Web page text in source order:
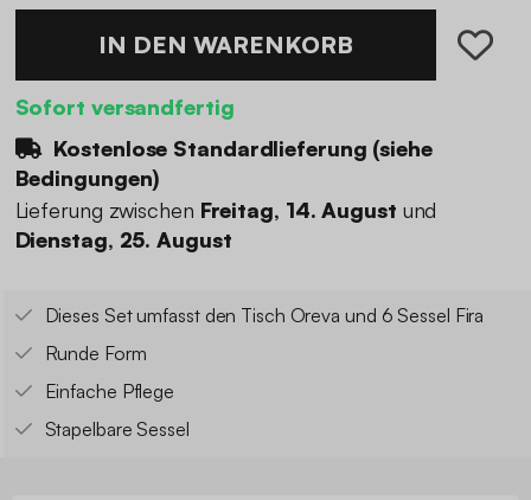
IN DEN WARENKORB
Sofort versandfertig
Kostenlose Standardlieferung (siehe
Bedingungen)
Lieferung zwischen Freitag, 14. August und
Dienstag, 25. August
Dieses Set umfasst den Tisch Oreva und 6 Sessel Fira
Runde Form
Einfache Pflege
Stapelbare Sessel